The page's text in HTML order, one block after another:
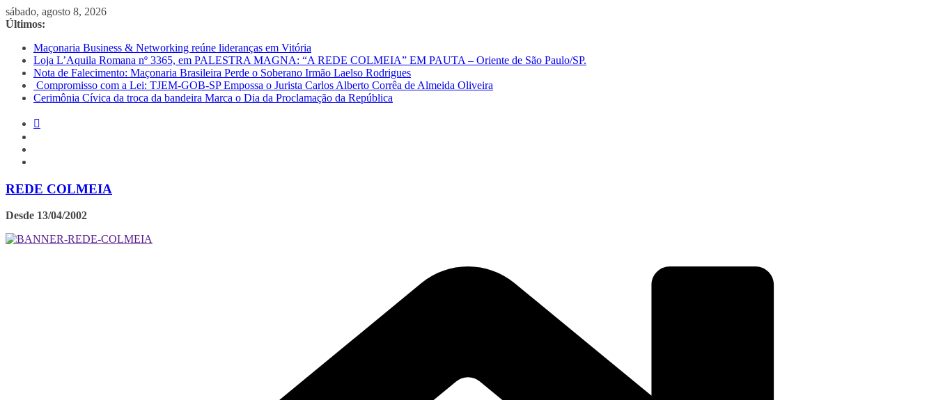
Pular
para
conteúdo
sábado, agosto 8, 2026
Últimos:
Maçonaria Business & Networking reúne lideranças em Vitória
Loja L’Aquila Romana nº 3365, em PALESTRA MAGNA: “A REDE COLMEIA” EM PAUTA – Oriente de São Paulo/SP.
Nota de Falecimento: Maçonaria Brasileira Perde o Soberano Irmão Laelso Rodrigues
Compromisso com a Lei: TJEM-GOB-SP Empossa o Jurista Carlos Alberto Corrêa de Almeida Oliveira
Cerimônia Cívica da troca da bandeira Marca o Dia da Proclamação da República
REDE COLMEIA
Desde 13/04/2002